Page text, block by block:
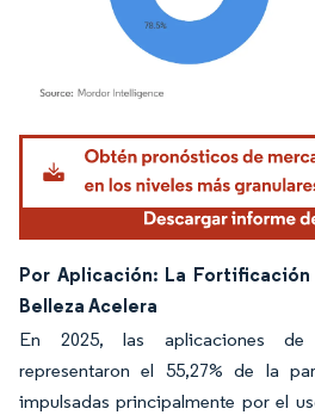
Imagen © Mordor Intelligence. El uso requiere
Por Aplicación: La
Belleza Acelera
En 2025, las aplicaciones
representaron el 55,27% de la
impulsadas principalmente por el